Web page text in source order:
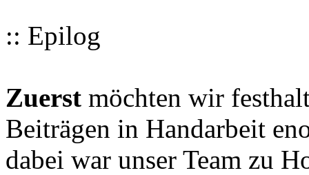
:: Epilog
Zuerst möchten wir
Beiträgen in Handarbeit
dabei war unser Team zu